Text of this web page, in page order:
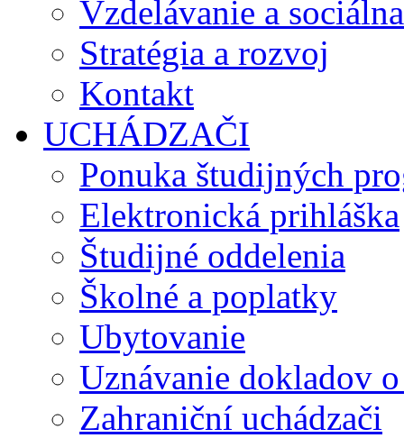
Vzdelávanie a
Stratégia a rozvoj
Kontakt
UCHÁDZAČI
Ponuka študijných
Elektronická prihláška
Študijné oddelenia
Školné a poplatky
Ubytovanie
Uznávanie dokladov
Zahraniční uchádzači